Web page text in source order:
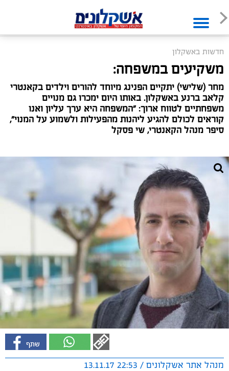
חדשות באשקלון
משקיעים במשפחה:
מחר (שלישי) יתקיים הפנינג מיוחד להורים וילדים בקאנטרי
קלאב ברנע באשקלון. באותו היום ימכרו גם מנויים
משפחתיים לטווח ארוך: "המשפחה היא ערך עליון ואנו
קוראים לכולם להגיע ליהנות מהפעילות ולשמוע על המנוי",
סיפר מנהל הקאנטרי, שי פסקל
מנהל אתר אשקלונים / 22:53 13.11.17